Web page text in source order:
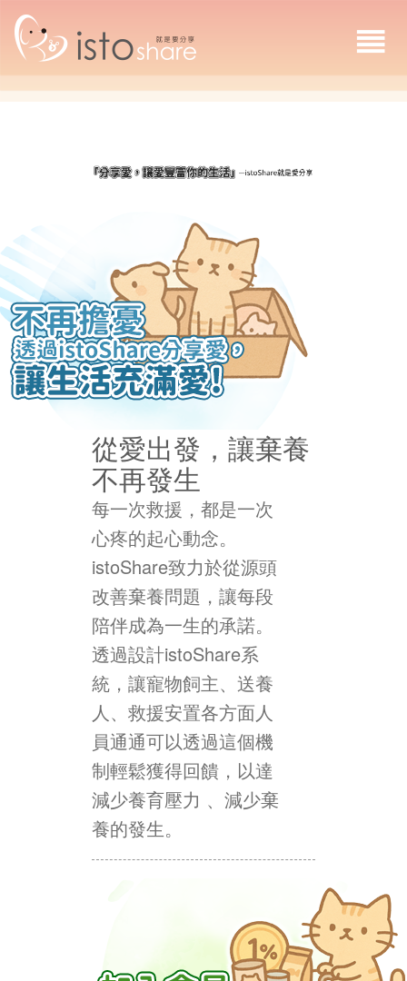
從愛出發，讓棄養
不再發生
每一次救援，都是一次
心疼的起心動念。
istoShare致力於從源頭
改善棄養問題，讓每段
陪伴成為一生的承諾。
透過設計istoShare系
統，讓寵物飼主、送養
人、救援安置各方面人
員通通可以透過這個機
制輕鬆獲得回饋，以達
減少養育壓力 、減少棄
養的發生。